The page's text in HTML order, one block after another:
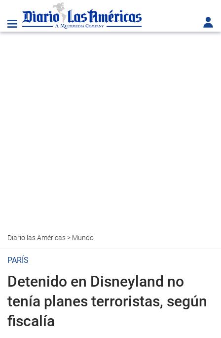
Diario las Américas> Mundo
PARÍS
Detenido en Disneyland no
tenía planes terroristas, según
fiscalía